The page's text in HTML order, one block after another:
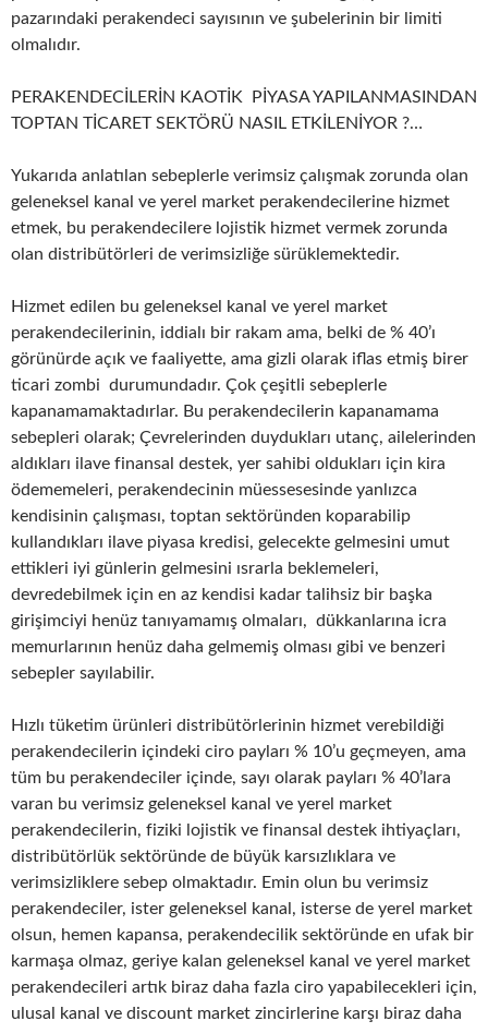
pazarındaki perakendeci sayısının ve şubelerinin bir limiti
olmalıdır.
PERAKENDECİLERİN KAOTİK PİYASA YAPILANMASINDAN
TOPTAN TİCARET SEKTÖRÜ NASIL ETKİLENİYOR ?…
Yukarıda anlatılan sebeplerle verimsiz çalışmak zorunda olan
geleneksel kanal ve yerel market perakendecilerine hizmet
etmek, bu perakendecilere lojistik hizmet vermek zorunda
olan distribütörleri de verimsizliğe sürüklemektedir.
Hizmet edilen bu geleneksel kanal ve yerel market
perakendecilerinin, iddialı bir rakam ama, belki de % 40’ı
görünürde açık ve faaliyette, ama gizli olarak iflas etmiş birer
ticari zombi durumundadır. Çok çeşitli sebeplerle
kapanamamaktadırlar. Bu perakendecilerin kapanamama
sebepleri olarak; Çevrelerinden duydukları utanç, ailelerinden
aldıkları ilave finansal destek, yer sahibi oldukları için kira
ödememeleri, perakendecinin müessesesinde yanlızca
kendisinin çalışması, toptan sektöründen koparabilip
kullandıkları ilave piyasa kredisi, gelecekte gelmesini umut
ettikleri iyi günlerin gelmesini ısrarla beklemeleri,
devredebilmek için en az kendisi kadar talihsiz bir başka
girişimciyi henüz tanıyamamış olmaları, dükkanlarına icra
memurlarının henüz daha gelmemiş olması gibi ve benzeri
sebepler sayılabilir.
Hızlı tüketim ürünleri distribütörlerinin hizmet verebildiği
perakendecilerin içindeki ciro payları % 10’u geçmeyen, ama
tüm bu perakendeciler içinde, sayı olarak payları % 40’lara
varan bu verimsiz geleneksel kanal ve yerel market
perakendecilerin, fiziki lojistik ve finansal destek ihtiyaçları,
distribütörlük sektöründe de büyük karsızlıklara ve
verimsizliklere sebep olmaktadır. Emin olun bu verimsiz
perakendeciler, ister geleneksel kanal, isterse de yerel market
olsun, hemen kapansa, perakendecilik sektöründe en ufak bir
karmaşa olmaz, geriye kalan geleneksel kanal ve yerel market
perakendecileri artık biraz daha fazla ciro yapabilecekleri için,
ulusal kanal ve discount market zincirlerine karşı biraz daha